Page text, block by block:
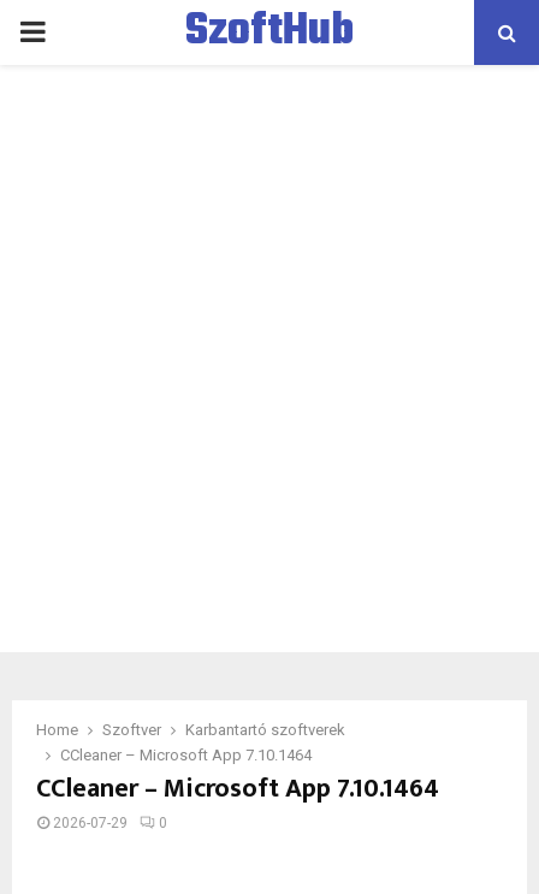
PRIMARY
SzoftHub
Home Szoftver
Karbantartó szoftverek
CCleaner – Microsoft App 7.10.1464
CCleaner – Microsoft App 7.10.1464
2026-07-29 0